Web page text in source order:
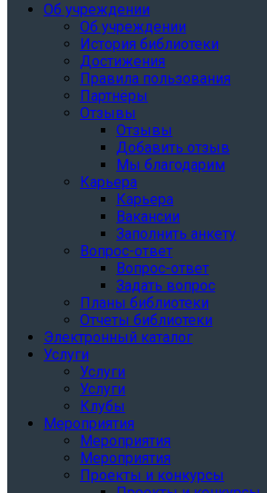
Об учреждении
Об учреждении
История библиотеки
Достижения
Правила пользования
Партнёры
Отзывы
Отзывы
Добавить отзыв
Мы благодарим
Карьера
Карьера
Вакансии
Заполнить анкету
Вопрос-ответ
Вопрос-ответ
Задать вопрос
Планы библиотеки
Отчеты библиотеки
Электронный каталог
Услуги
Услуги
Услуги
Клубы
Мероприятия
Мероприятия
Мероприятия
Проекты и конкурсы